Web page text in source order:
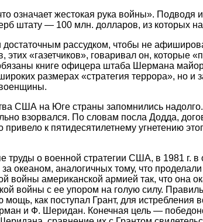
означает жестокая рука войны». Подводя
штату — 100 млн. долларов, из которых
рассудком, чтобы не
«газетчиков», говаривал он, которые
книге офицера штаба Шермана
размерах «стратегия террора», но
военщины.
на Юге страны запомнились
взорвался. По словам посла Додда,
к пятидесятилетнему угнетению
труды о военной стратегии США, в 1981 г.
океаном, аналогичных тому, что
американской армией так, что она
войны с ее упором на голую силу.
как поступал Грант, для истребления
и Ф. Шеридан. Конечная цель —